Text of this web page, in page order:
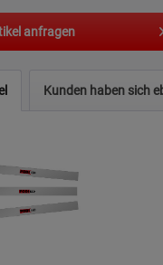
anfragen
Kunden haben sich